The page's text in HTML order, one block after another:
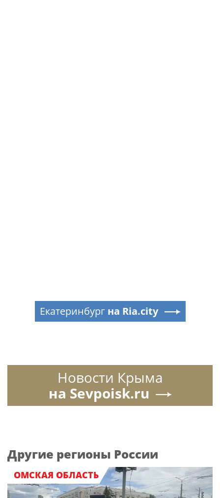
Екатеринбург на Ria.city
Новости Крыма
на Sevpoisk.ru
Другие регионы России
ОМСКАЯ ОБЛАСТЬ